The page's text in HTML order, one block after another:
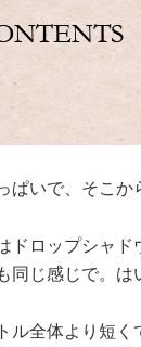
ぱいで、そこ
ドロップシャ
同じ感じで。は
ル全体より短